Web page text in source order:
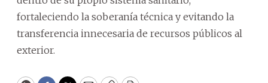
fortaleciendo la soberanía técnica y evitando la
transferencia innecesaria de recursos públicos al
exterior.